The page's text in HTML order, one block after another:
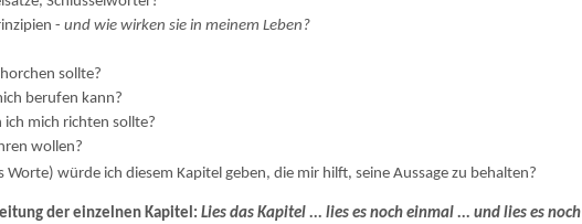
-und wie wirken sie in meinem Leben?
sollte?
berufen kann?
mich richten sollte?
wollen?
Worte) würde ich diesem Kapitel geben, die mir hilft, seine Aussage zu behalten?
der einzelnen Kapitel:Lies das Kapitel ... lies es noch einmal ... und lies es noch